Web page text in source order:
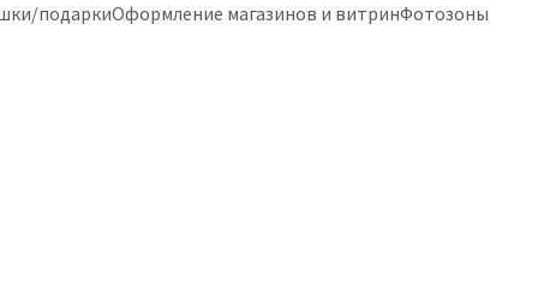
подаркиОформление магазинов и витринФотозоны